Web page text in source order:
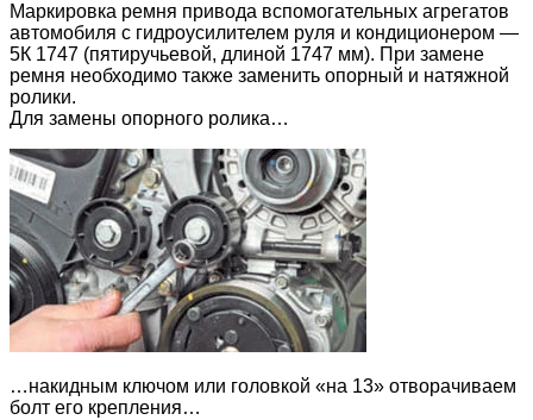
Маркировка ремня привода вспомогательных агрегатов
автомобиля с гидроусилителем руля и кондиционером —
5К 1747 (пятиручьевой, длиной 1747 мм). При замене
ремня необходимо также заменить опорный и натяжной
ролики.
Для замены опорного ролика…
…накидным ключом или головкой «на 13» отворачиваем
болт его крепления…